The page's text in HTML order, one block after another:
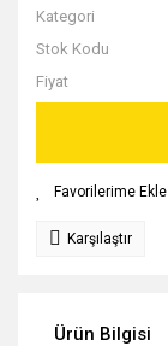
Kategori
Stok Kodu
Fiyat
Karşılaştır
Ürün Bilgisi